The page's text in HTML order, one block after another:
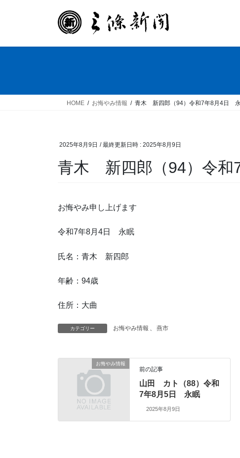
HOME お悔やみ情報 青木 新四郎（94）令和7年8月4日
2025年8月9日 / 最終更新日時 : 2025年8月9日
青木 新四郎（94）令
お悔やみ申し上げます
令和7年8月4日 永眠
氏名：青木 新四郎
年齢：94歳
住所：大曲
カテゴリー お悔やみ情報 、 燕市
お悔やみ情報
前の記事
山田 カト（88）令和
7年8月5日 永眠
2025年8月9日